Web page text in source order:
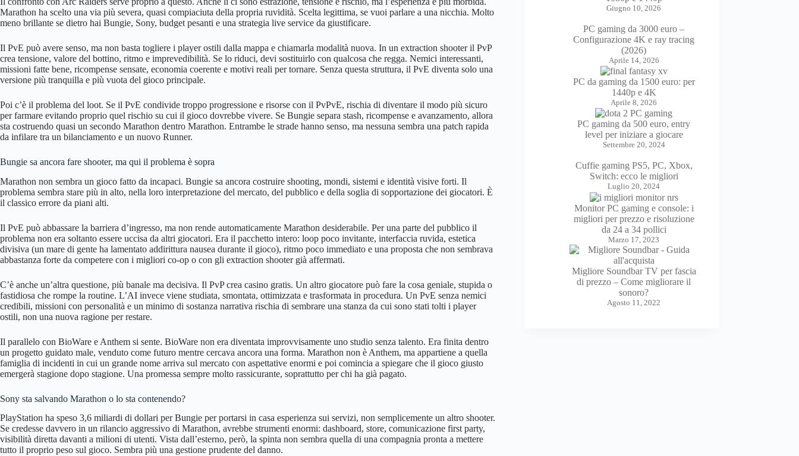
Marathon ha scelto una via più severa, quasi compiaciuta della propria ruvidità. Scelta legittima, se vuoi parlare a una nicchia. Molto
meno brillante se dietro hai Bungie, Sony, budget pesanti e una strategia live service da giustificare.
Il PvE può avere senso, ma non basta togliere i player ostili dalla mappa e chiamarla modalità nuova. In un extraction shooter il PvP
crea tensione, valore del bottino, ritmo e imprevedibilità. Se lo riduci, devi sostituirlo con qualcosa che regga. Nemici interessanti,
missioni fatte bene, ricompense sensate, economia coerente e motivi reali per tornare. Senza questa struttura, il PvE diventa solo una
versione più tranquilla e più vuota del gioco principale.
Poi c’è il problema del loot. Se il PvE condivide troppo progressione e risorse con il PvPvE, rischia di diventare il modo più sicuro
per farmare evitando proprio quel rischio su cui il gioco dovrebbe vivere. Se Bungie separa stash, ricompense e avanzamento, allora
sta costruendo quasi un secondo Marathon dentro Marathon. Entrambe le strade hanno senso, ma nessuna sembra una patch rapida
da infilare tra un bilanciamento e un nuovo Runner.
Bungie sa ancora fare shooter, ma qui il problema è sopra
Marathon non sembra un gioco fatto da incapaci. Bungie sa ancora costruire shooting, mondi, sistemi e identità visive forti. Il
problema sembra stare più in alto, nella loro interpretazione del mercato, del pubblico e della soglia di sopportazione dei giocatori. È
il classico errore da piani alti.
Il PvE può abbassare la barriera d’ingresso, ma non rende automaticamente Marathon desiderabile. Per una parte del pubblico il
problema non era soltanto essere uccisa da altri giocatori. Era il pacchetto intero: loop poco invitante, interfaccia ruvida, estetica
divisiva (un mare di gente ha lamentato addirittura nausea durante il gioco), ritmo poco immediato e una proposta che non sembrava
abbastanza forte da competere con i migliori co-op o con gli extraction shooter già affermati.
C’è anche un’altra questione, più banale ma decisiva. Il PvP crea casino gratis. Un altro giocatore può fare la cosa geniale, stupida o
fastidiosa che rompe la routine. L’AI invece viene studiata, smontata, ottimizzata e trasformata in procedura. Un PvE senza nemici
credibili, missioni con personalità e un minimo di sostanza narrativa rischia di sembrare una stanza da cui sono stati tolti i player
ostili, non una nuova ragione per restare.
Il parallelo con BioWare e Anthem si sente. BioWare non era diventata improvvisamente uno studio senza talento. Era finita dentro
un progetto guidato male, venduto come futuro mentre cercava ancora una forma. Marathon non è Anthem, ma appartiene a quella
famiglia di incidenti in cui un grande nome arriva sul mercato con aspettative enormi e poi comincia a spiegare che il gioco giusto
emergerà stagione dopo stagione. Una promessa sempre molto rassicurante, soprattutto per chi ha già pagato.
Sony sta salvando Marathon o lo sta contenendo?
PlayStation ha speso 3,6 miliardi di dollari per Bungie per portarsi in casa esperienza sui servizi, non semplicemente un altro shooter.
Se credesse davvero in un rilancio aggressivo di Marathon, avrebbe strumenti enormi: dashboard, store, comunicazione first party,
visibilità diretta davanti a milioni di utenti. Vista dall’esterno, però, la spinta non sembra quella di una compagnia pronta a mettere
tutto il proprio peso sul gioco. Sembra più una gestione prudente del danno.
Giugno 10, 2026
PC gaming da 3000 euro –
Configurazione 4K e ray tracing
(2026)
Aprile 14, 2026
PC da gaming da 1500 euro: per
1440p e 4K
Aprile 8, 2026
PC gaming da 500 euro, entry
level per iniziare a giocare
Settembre 20, 2024
Cuffie gaming PS5, PC, Xbox,
Switch: ecco le migliori
Luglio 20, 2024
Monitor PC gaming e console: i
migliori per prezzo e risoluzione
da 24 a 34 pollici
Marzo 17, 2023
Migliore Soundbar TV per fascia
di prezzo – Come migliorare il
sonoro?
Agosto 11, 2022